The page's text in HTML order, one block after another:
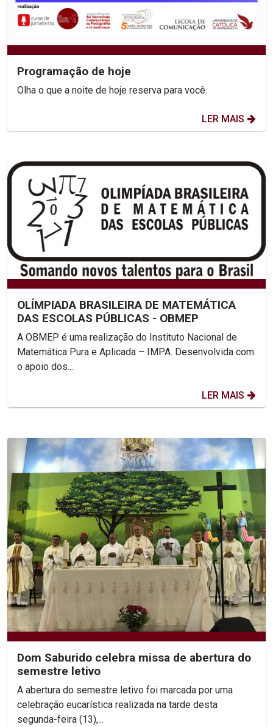
Programação de hoje
Olha o que a noite de hoje reserva para você.
LER MAIS
OLÍMPIADA BRASILEIRA DE MATEMÁTICA
DAS ESCOLAS PÚBLICAS - OBMEP
A OBMEP é uma realização do Instituto Nacional de
Matemática Pura e Aplicada – IMPA. Desenvolvida com
o apoio dos...
LER MAIS
Dom Saburido celebra missa de abertura do
semestre letivo
A abertura do semestre letivo foi marcada por uma
celebração eucarística realizada na tarde desta
segunda-feira (13),...